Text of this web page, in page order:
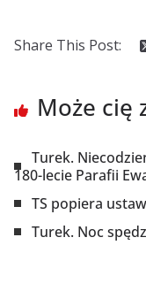
Share This Post:
Może cię
Turek.
180-lecie Parafii
TS popiera
Turek. Noc